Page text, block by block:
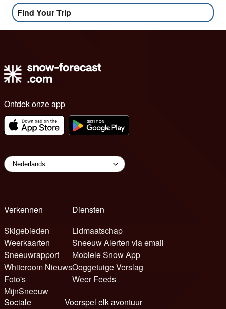
Find Your Trip
Ontdek onze app
Verkennen
Skigebieden
Weerkaarten
Sneeuwrapport
Whiteroom Nieuws
Foto's
MijnSneeuw
Diensten
Lidmaatschap
Sneeuw Alerten via email
Mobiele Snow App
Ooggetuige Verslag
Weer Feeds
Sociale
Voorspel elk avontuur